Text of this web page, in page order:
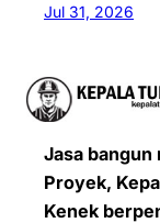
Jul 31, 2026
Jasa bangun
Proyek,
Kenek